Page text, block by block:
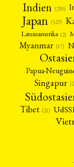
Indien (230)
Japan (523)
Lateinamerika (2)
Myanmar (17)
Papua-
Singapur
Tibet (21)